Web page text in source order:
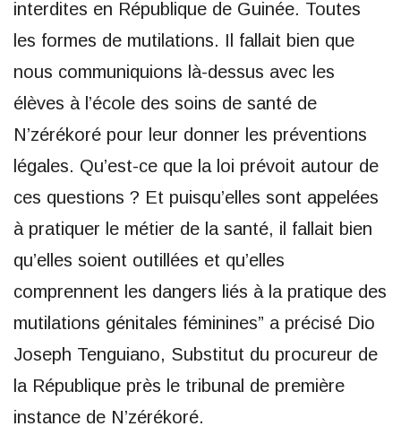
interdites en République de Guinée. Toutes
les formes de mutilations. Il fallait bien que
nous communiquions là-dessus avec les
élèves à l’école des soins de santé de
N’zérékoré pour leur donner les préventions
légales. Qu’est-ce que la loi prévoit autour de
ces questions ? Et puisqu’elles sont appelées
à pratiquer le métier de la santé, il fallait bien
qu’elles soient outillées et qu’elles
comprennent les dangers liés à la pratique des
mutilations génitales féminines” a précisé Dio
Joseph Tenguiano, Substitut du procureur de
la République près le tribunal de première
instance de N’zérékoré.